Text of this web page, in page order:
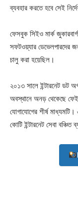
ব্যবহার করতে হবে সেই
ফেসবুক সিইও মার্ক
সফটওয়্যার ডেভেলপারদের
চালু করা হয়েছিল।
২০১৩ সালে ইন্টারনেট ডট
অবস্থানে অনড় থেকেছে
যোগাযোগের শীর্ষ
কোটি ইন্টারনেট সেবা বঞ্চিত